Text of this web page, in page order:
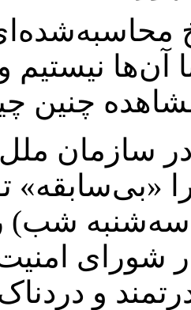
آن‌ها نیستیم
چنین
در سازمان
«بی‌سابقه»
شب)
شورای
و